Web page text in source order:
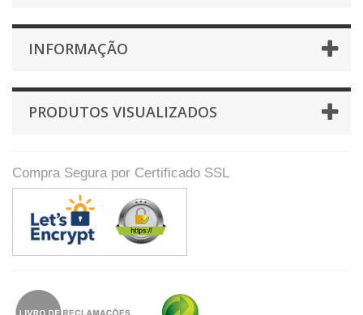
INFORMAÇÃO
PRODUTOS VISUALIZADOS
Compra Segura por Certificado SSL